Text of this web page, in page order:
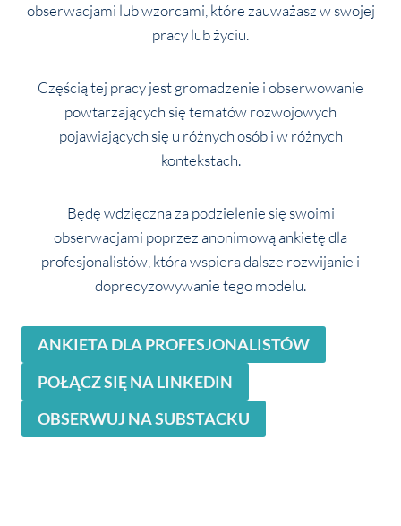
obserwacjami lub wzorcami, które zauważasz w swojej
pracy lub życiu.
Częścią tej pracy jest gromadzenie i obserwowanie
powtarzających się tematów rozwojowych
pojawiających się u różnych osób i w różnych
kontekstach.
Będę wdzięczna za podzielenie się swoimi
obserwacjami poprzez anonimową ankietę dla
profesjonalistów, która wspiera dalsze rozwijanie i
doprecyzowywanie tego modelu.
ANKIETA DLA PROFESJONALISTÓW
POŁĄCZ SIĘ NA LINKEDIN
OBSERWUJ NA SUBSTACKU